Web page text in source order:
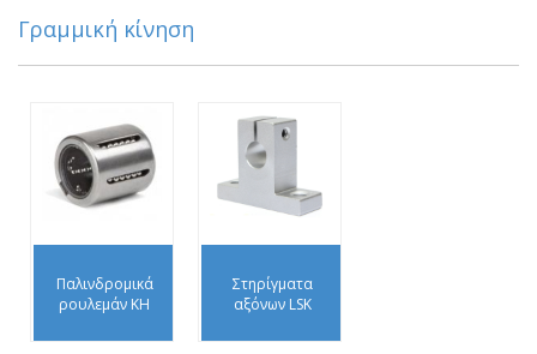
Γραμμική κίνηση
Παλινδρομικά
ρουλεμάν KH
Στηρίγματα
αξόνων LSK